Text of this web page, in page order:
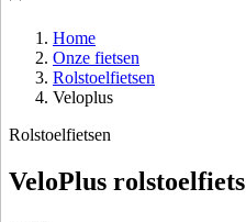
Home
Onze fietsen
Rolstoelfietsen
Veloplus
Rolstoelfietsen
VeloPlus rolstoelfiets